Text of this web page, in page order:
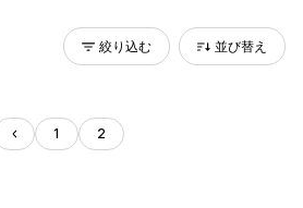
絞り込む 並び替え
1 2